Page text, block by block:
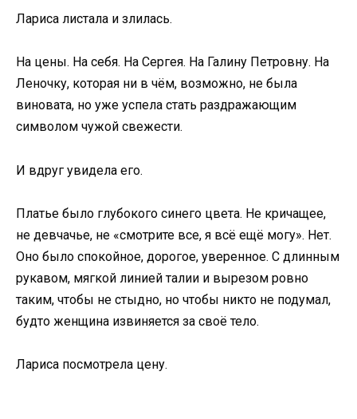
Лариса листала и злилась.
На цены. На себя. На Сергея. На Галину Петровну. На
Леночку, которая ни в чём, возможно, не была
виновата, но уже успела стать раздражающим
символом чужой свежести.
И вдруг увидела его.
Платье было глубокого синего цвета. Не кричащее,
не девчачье, не «смотрите все, я всё ещё могу». Нет.
Оно было спокойное, дорогое, уверенное. С длинным
рукавом, мягкой линией талии и вырезом ровно
таким, чтобы не стыдно, но чтобы никто не подумал,
будто женщина извиняется за своё тело.
Лариса посмотрела цену.